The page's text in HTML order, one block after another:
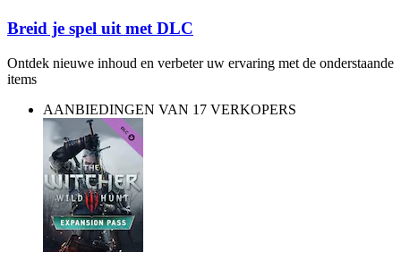
Breid je spel uit met DLC
Ontdek nieuwe inhoud en verbeter uw ervaring met de onderstaande
items
AANBIEDINGEN VAN 17 VERKOPERS